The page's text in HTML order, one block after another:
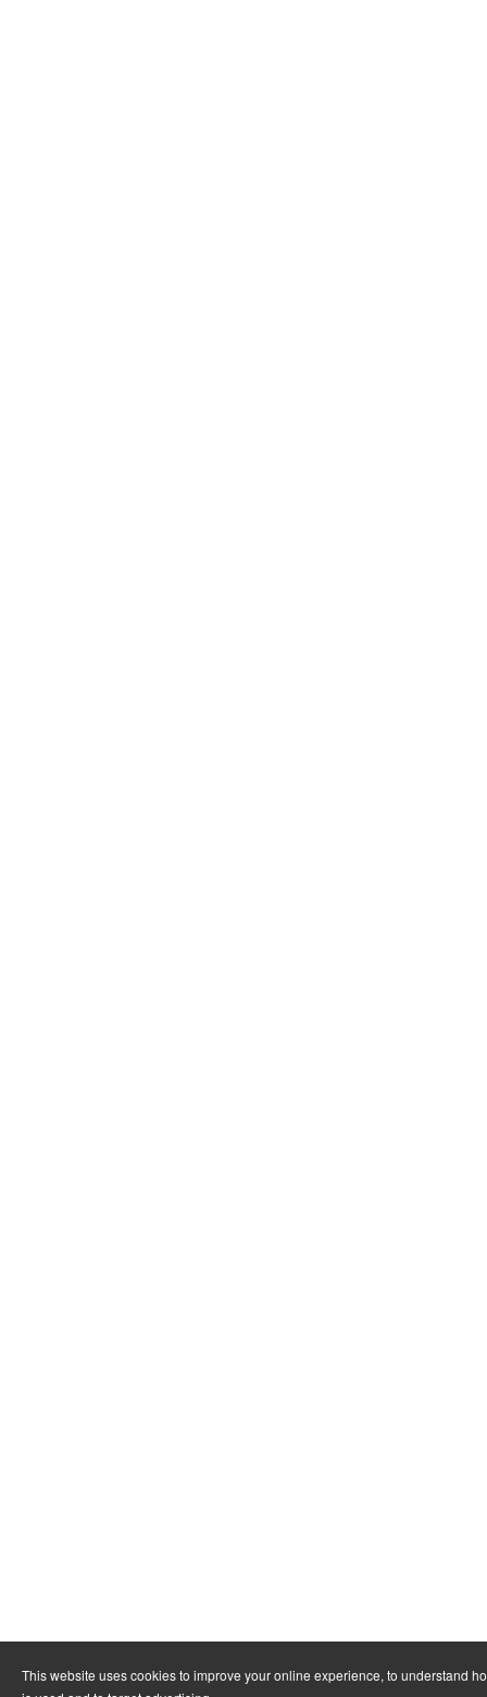
This website uses cookies to improve your online experience, to understand